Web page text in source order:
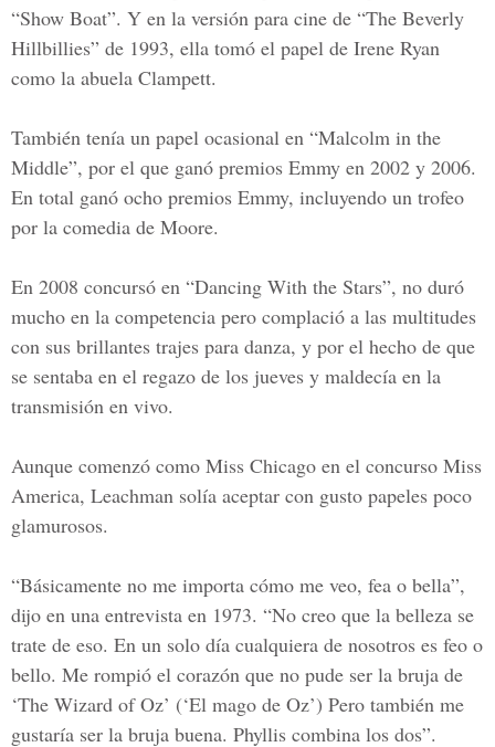
“Show Boat”. Y en la versión para cine de “The Beverly
Hillbillies” de 1993, ella tomó el papel de Irene Ryan
como la abuela Clampett.
También tenía un papel ocasional en “Malcolm in the
Middle”, por el que ganó premios Emmy en 2002 y 2006.
En total ganó ocho premios Emmy, incluyendo un trofeo
por la comedia de Moore.
En 2008 concursó en “Dancing With the Stars”, no duró
mucho en la competencia pero complació a las multitudes
con sus brillantes trajes para danza, y por el hecho de que
se sentaba en el regazo de los jueves y maldecía en la
transmisión en vivo.
Aunque comenzó como Miss Chicago en el concurso Miss
America, Leachman solía aceptar con gusto papeles poco
glamurosos.
“Básicamente no me importa cómo me veo, fea o bella”,
dijo en una entrevista en 1973. “No creo que la belleza se
trate de eso. En un solo día cualquiera de nosotros es feo o
bello. Me rompió el corazón que no pude ser la bruja de
‘The Wizard of Oz’ (‘El mago de Oz’) Pero también me
gustaría ser la bruja buena. Phyllis combina los dos”.